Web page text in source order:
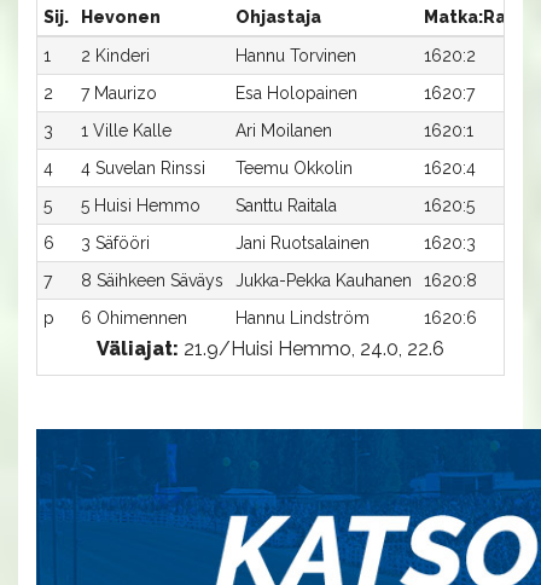
Sij. Hevonen Ohjastaja Matka:Rata
1
2 Kinderi Hannu Torvinen 1620:2
2
7 Maurizo Esa Holopainen 1620:7
3
1 Ville Kalle Ari Moilanen 1620:1
4
4 Suvelan Rinssi Teemu Okkolin 1620:4
5
5 Huisi Hemmo Santtu Raitala 1620:5
6
3 Säfööri Jani Ruotsalainen 1620:3
7
8 Säihkeen Säväys Jukka-Pekka Kauhanen 1620:8
p
6 Ohimennen Hannu Lindström 1620:6
Väliajat: 21.9/Huisi Hemmo, 24.0, 22.6